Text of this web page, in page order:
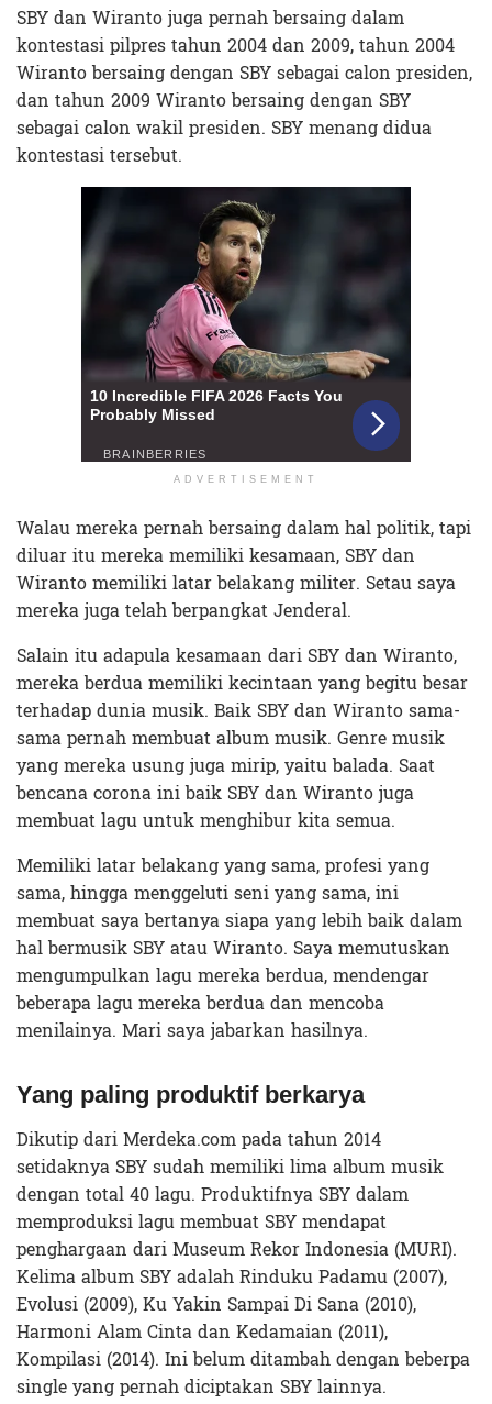
SBY dan Wiranto juga pernah bersaing dalam
kontestasi pilpres tahun 2004 dan 2009, tahun 2004
Wiranto bersaing dengan SBY sebagai calon presiden,
dan tahun 2009 Wiranto bersaing dengan SBY
sebagai calon wakil presiden. SBY menang didua
kontestasi tersebut.
ADVERTISEMENT
Walau mereka pernah bersaing dalam hal politik, tapi
diluar itu mereka memiliki kesamaan, SBY dan
Wiranto memiliki latar belakang militer. Setau saya
mereka juga telah berpangkat Jenderal.
Salain itu adapula kesamaan dari SBY dan Wiranto,
mereka berdua memiliki kecintaan yang begitu besar
terhadap dunia musik. Baik SBY dan Wiranto sama-
sama pernah membuat album musik. Genre musik
yang mereka usung juga mirip, yaitu balada. Saat
bencana corona ini baik SBY dan Wiranto juga
membuat lagu untuk menghibur kita semua.
Memiliki latar belakang yang sama, profesi yang
sama, hingga menggeluti seni yang sama, ini
membuat saya bertanya siapa yang lebih baik dalam
hal bermusik SBY atau Wiranto. Saya memutuskan
mengumpulkan lagu mereka berdua, mendengar
beberapa lagu mereka berdua dan mencoba
menilainya. Mari saya jabarkan hasilnya.
Yang paling produktif berkarya
Dikutip dari Merdeka.com pada tahun 2014
setidaknya SBY sudah memiliki lima album musik
dengan total 40 lagu. Produktifnya SBY dalam
memproduksi lagu membuat SBY mendapat
penghargaan dari Museum Rekor Indonesia (MURI).
Kelima album SBY adalah Rinduku Padamu (2007),
Evolusi (2009), Ku Yakin Sampai Di Sana (2010),
Harmoni Alam Cinta dan Kedamaian (2011),
Kompilasi (2014). Ini belum ditambah dengan beberpa
single yang pernah diciptakan SBY lainnya.